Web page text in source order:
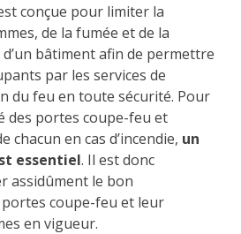
conçue pour limiter la
de la fumée et de la
d’un bâtiment afin de permettre
par les services de
du feu en toute sécurité. Pour
des portes coupe-feu et
chacun en cas d’incendie, un
essentiel. Il est donc
assidûment le bon
coupe-feu et leur
en vigueur.